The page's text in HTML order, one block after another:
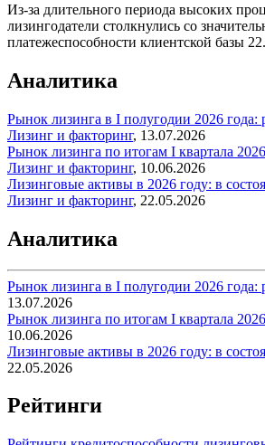
Из-за длительного периода высоких
лизингодатели столкнулись со
платежеспособности клиентской базы
Аналитика
Рынок лизинга в I полугодии 2026 года:
Лизинг и факторинг, 13.07.2026
Рынок лизинга по итогам I квартала
Лизинг и факторинг, 10.06.2026
Лизинговые активы в 2026 году: в
Лизинг и факторинг, 22.05.2026
Аналитика
Рынок лизинга в I полугодии 2026 года:
13.07.2026
Рынок лизинга по итогам I квартала
10.06.2026
Лизинговые активы в 2026 году: в
22.05.2026
Рейтинги